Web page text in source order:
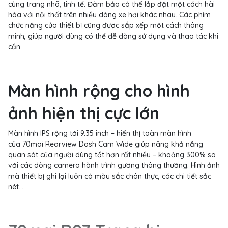
cùng trang nhã, tinh tế. Đảm bảo có thể lắp đặt một cách hài
hòa với nội thất trên nhiều dòng xe hơi khác nhau. Các phím
chức năng của thiết bị cũng được sắp xếp một cách thông
minh, giúp người dùng có thể dễ dàng sử dụng và thao tác khi
cần.
Màn hình rộng cho hình
ảnh hiện thị cực lớn
Màn hình IPS rộng tới 9.35 inch – hiển thị toàn màn hình
của 70mai Rearview Dash Cam Wide giúp nâng khả năng
quan sát của người dùng tốt hơn rất nhiều – khoảng 300% so
với các dòng camera hành trình gương thông thường. Hình ảnh
mà thiết bị ghi lại luôn có màu sắc chân thực, các chi tiết sắc
nét…